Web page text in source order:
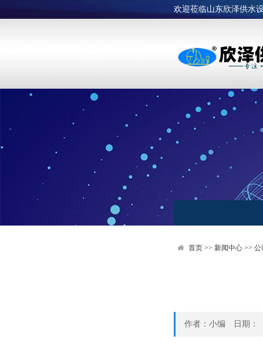
欢迎莅临山东欣泽供水
首页>> 新闻中心>> 公
作者：小编 日期：